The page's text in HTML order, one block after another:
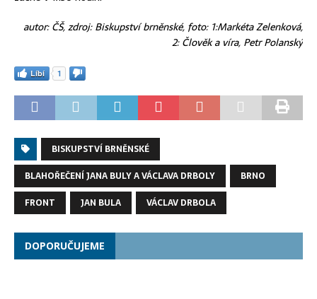
autor: ČŠ, zdroj: Biskupství brněnské, foto: 1:Markéta Zelenková,
2: Člověk a víra, Petr Polanský
Líbí 1
BISKUPSTVÍ BRNĚNSKÉ
BLAHOŘEČENÍ JANA BULY A VÁCLAVA DRBOLY
BRNO
FRONT
JAN BULA VÁCLAV DRBOLA
DOPORUČUJEME